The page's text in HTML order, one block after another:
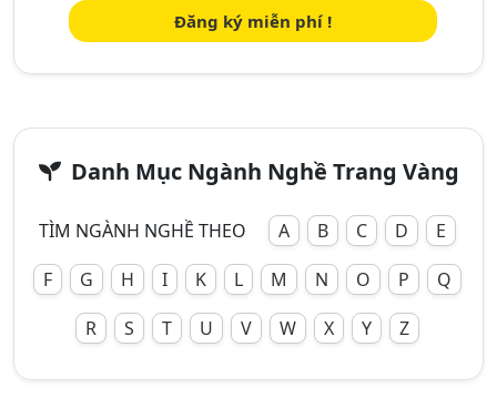
Đăng ký miễn phí !
Danh Mục Ngành Nghề Trang Vàng
TÌM NGÀNH NGHỀ THEO A B C D
E
F
G H I K L M N O P
Q
R
S T U V W X Y Z